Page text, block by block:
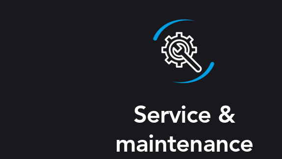
Service &
maintenance